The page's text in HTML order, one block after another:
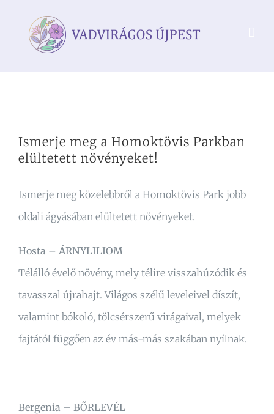
Ismerje meg a Homoktövis Parkban
elültetett növényeket!
Ismerje meg közelebbről a Homoktövis Park jobb
oldali ágyásában elültetett növényeket.
Hosta – ÁRNYLILIOM
Télálló évelő növény, mely télire visszahúzódik és
tavasszal újrahajt. Világos szélű leveleivel díszít,
valamint bókoló, tölcsérszerű virágaival, melyek
fajtától függően az év más-más szakában nyílnak.
Bergenia – BŐRLEVÉL